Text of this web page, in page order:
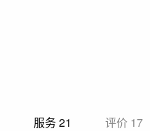
服务21 评价 17